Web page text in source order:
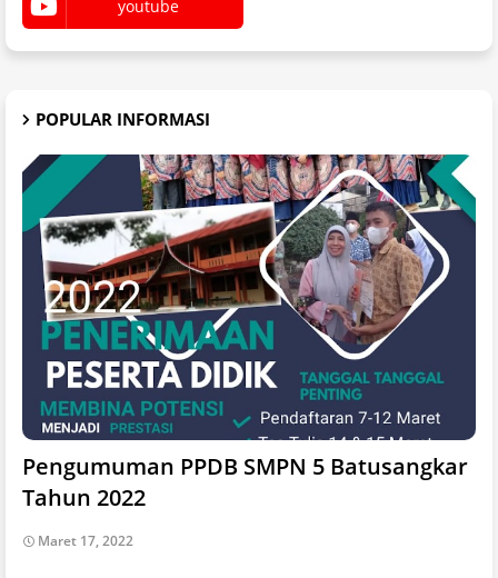
youtube
POPULAR INFORMASI
Pengumuman PPDB SMPN 5 Batusangkar
Tahun 2022
Maret 17, 2022